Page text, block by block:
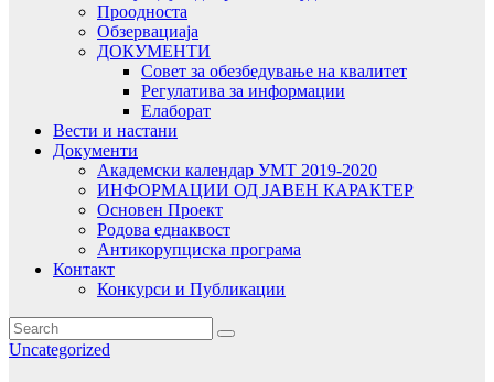
Проодноста
Обзервациаја
ДОКУМЕНТИ
Совет за обезбедување на квалитет
Регулатива за информации
Елаборат
Вести и настани
Документи
Академски календар УМТ 2019-2020
ИНФОРМАЦИИ ОД ЈАВЕН КАРАКТЕР
Основен Проект
Родова еднаквост
Антикорупциска програма
Контакт
Конкурси и Публикации
Uncategorized